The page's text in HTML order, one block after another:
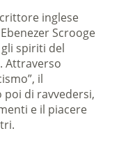
inglese
Scrooge
spiriti del
Attraverso
il
di ravvedersi,
e il piacere